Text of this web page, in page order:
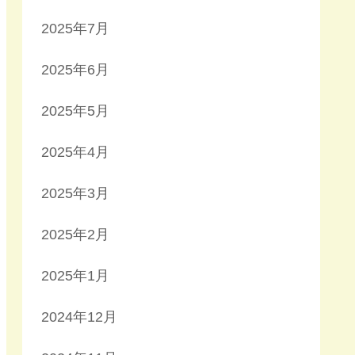
2025年7月
2025年6月
2025年5月
2025年4月
2025年3月
2025年2月
2025年1月
2024年12月